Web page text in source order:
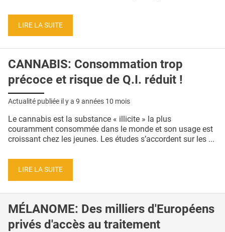
CONDITIONS GÉNÉRALES
CRÉDITS
LIRE LA SUITE
CANNABIS: Consommation trop
précoce et risque de Q.I. réduit !
Actualité publiée il y a 9 années 10 mois
Le cannabis est la substance « illicite » la plus
couramment consommée dans le monde et son usage est
croissant chez les jeunes. Les études s’accordent sur les ...
LIRE LA SUITE
MÉLANOME: Des milliers d'Européens
privés d'accès au traitement